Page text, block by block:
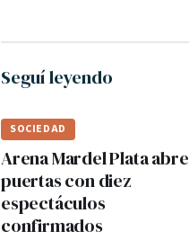
Seguí leyendo
SOCIEDAD
Arena Mardel Plata abre
puertas con diez
espectáculos
confirmados